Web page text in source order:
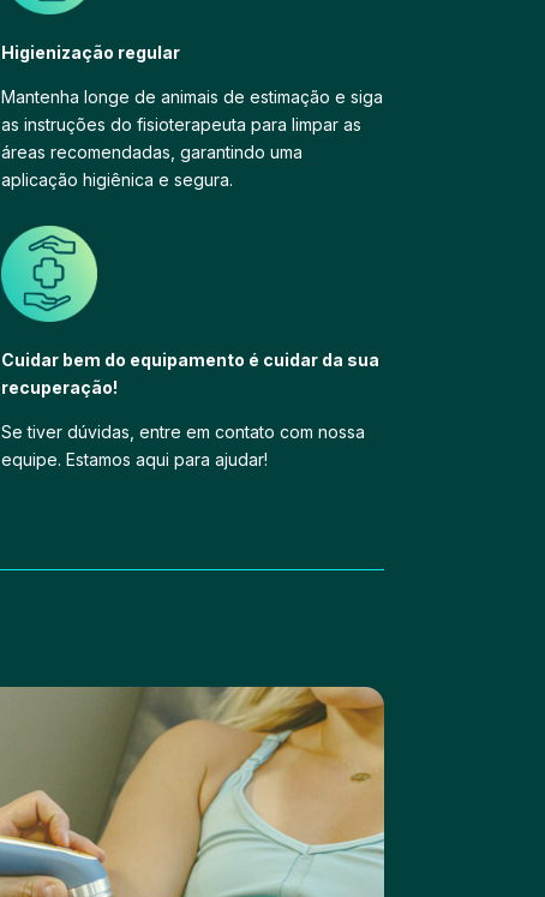
Higienização regular
Mantenha longe de animais de estimação e siga
as instruções do fisioterapeuta para limpar as
áreas recomendadas, garantindo uma
aplicação higiênica e segura.
Cuidar bem do equipamento é cuidar da sua
recuperação!
Se tiver dúvidas, entre em contato com nossa
equipe. Estamos aqui para ajudar!